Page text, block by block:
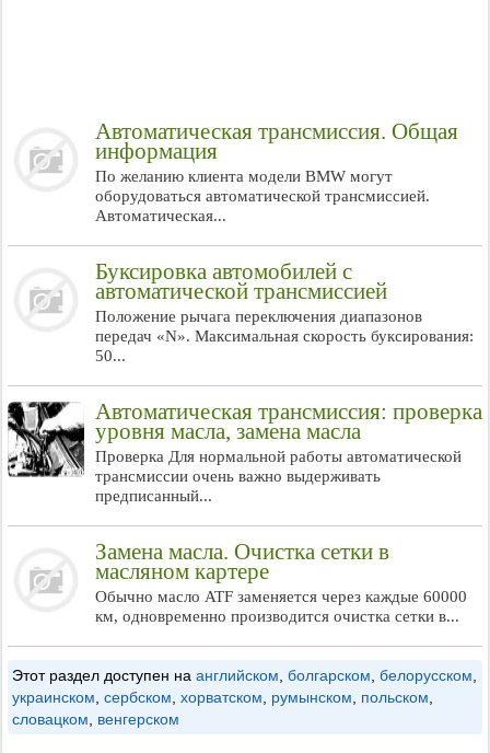
Автоматическая трансмиссия. Общая
информация
По желанию клиента модели BMW могут
оборудоваться автоматической трансмиссией.
Автоматическая...
Буксировка автомобилей с
автоматической трансмиссией
Положение рычага переключения диапазонов
передач «N». Максимальная скорость буксирования:
50...
Автоматическая трансмиссия: проверка
уровня масла, замена масла
Проверка Для нормальной работы автоматической
трансмиссии очень важно выдерживать
предписанный...
Замена масла. Очистка сетки в
масляном картере
Обычно масло ATF заменяется через каждые 60000
км, одновременно производится очистка сетки в...
Этот раздел доступен на английском болгарском белорусском
украинском сербском хорватском румынском польском
словацком
венгерском